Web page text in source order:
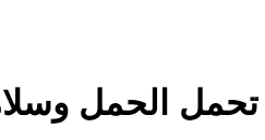
الحمل